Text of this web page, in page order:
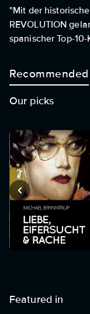
"Mit der
REVOLUTION
spanischer Top-
Recommended
Our picks
Featured in